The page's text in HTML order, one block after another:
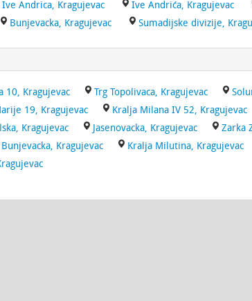
Ive Andrica, Kragujevac Ive Andrića, Kragujevac
Bunjevacka, Kragujevac Sumadijske divizije,
10, Kragujevac Trg Topolivaca, Kragujevac
19, Kragujevac Kralja Milana IV 52, Kragujevac
Kragujevac Jasenovacka, Kragujevac
Zarka
Bunjevacka, Kragujevac Kralja Milutina, Kragujevac